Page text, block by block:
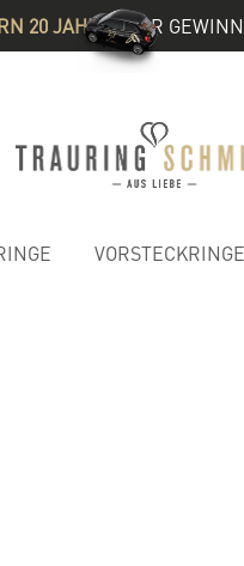
20 JAHRE& IHR
VORSTECKRINGE